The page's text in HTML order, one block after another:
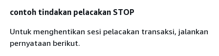
contoh tindakan pelacakan STOP
Untuk menghentikan sesi pelacakan transaksi, jalankan
pernyataan berikut.